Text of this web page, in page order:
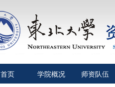
首页 学院概况 师资队伍